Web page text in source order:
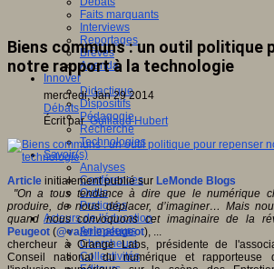
Faits marquants
Interviews
Reportages
Brèves
Agenda
Innover
Didactique
Dispositifs
Pédagogie
Recherche
Technologies
Savoir(s)
Analyses
Conférences
Outils
Pratiques
Acteurs de l'éducation
Animateurs
Chercheurs
Collectivités
Biens communs : un outil politique
notre rapport à la technologie
mercredi, Jan 29 2014
Débats
Écrit parGuillaud Hubert
Article initialement publié sur LeMonde Blogs
"On a tous tendance à dire que le numérique
produire, de nous déplacer, d’imaginer… Mais
quand nous convoquons cet imaginaire de la
Peugeot (@valeriepeugeot), ...
chercheur à Orange Labs, présidente de
Conseil national du numérique et rapporteuse